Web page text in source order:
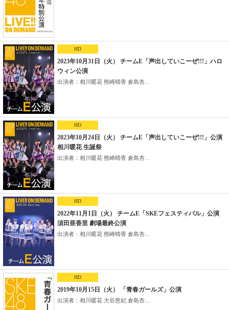
HD
2023年10月31日（火） チームE「声出していこーぜ!!!」ハロ
ウィン公演
出演者：相川暖花 熊崎晴香 倉島杏...
HD
2023年10月24日（火） チームE「声出していこーぜ!!!」公演
相川暖花 生誕祭
出演者：相川暖花 熊崎晴香 倉島杏...
HD
2022年11月1日（火） チームE「SKEフェスティバル」公演
須田亜香里 劇場最終公演
出演者：相川暖花 熊崎晴香 倉島杏...
HD
2019年10月15日（火） 「青春ガールズ」公演
出演者：相川暖花 大谷悠妃 倉島杏...